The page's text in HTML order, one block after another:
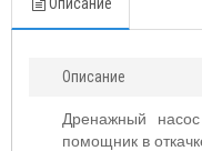
Описание
Дренажный
помощник в